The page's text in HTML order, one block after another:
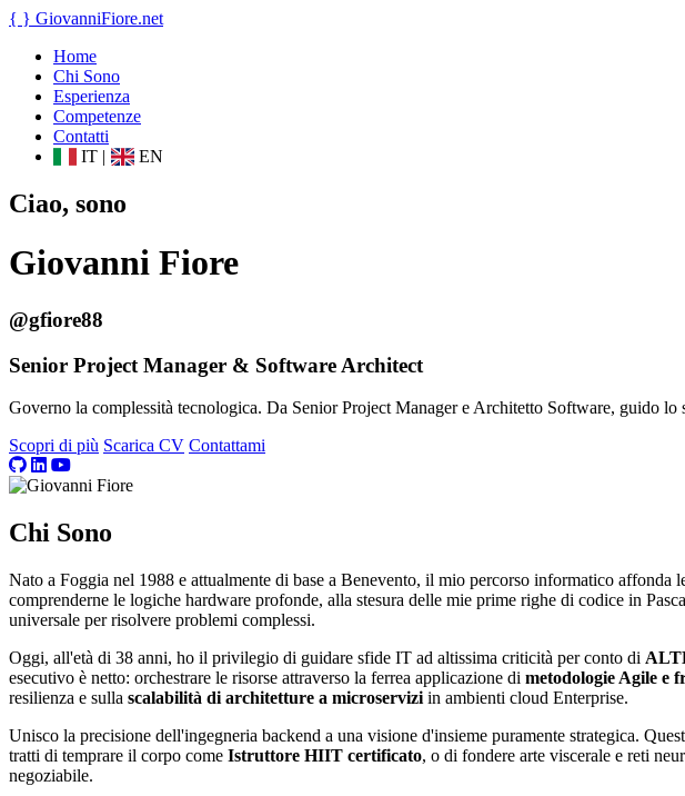
{ } GiovanniFiore.net
Home
Chi Sono
Esperienza
Competenze
Contatti
IT | EN
Ciao, sono
Giovanni Fiore
@gfiore88
Senior Project Manager & Software Architect
Governo la complessità tecnologica. Da Senior Project Manager e Architetto Software, guido
Scopri di più Scarica CV Contattami
Chi Sono
Nato a Foggia nel 1988 e attualmente di base a Benevento, il mio percorso informatico
comprenderne le logiche hardware profonde, alla stesura delle mie prime righe di codice in
universale per risolvere problemi complessi.
Oggi, all'età di 38 anni, ho il privilegio di guidare sfide IT ad altissima criticità per conto di
esecutivo è netto: orchestrare le risorse attraverso la ferrea applicazione di metodologie Agile e
resilienza e sulla scalabilità di architetture a microservizi in ambienti cloud Enterprise.
Unisco la precisione dell'ingegneria backend a una visione d'insieme puramente strategica.
tratti di temprare il corpo come Istruttore HIIT certificato, o di fondere arte viscerale e reti
negoziabile.